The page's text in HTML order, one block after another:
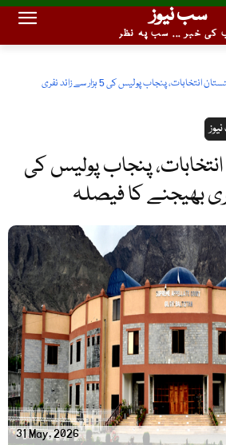
سب نیوز
کی خبر ... سب پہ نظر
گلگت بلتستان انتخابات، پنجاب پولیس کی 5 ہزار سے زائد نفری
پنجاب پولیس کی
31 May, 2026